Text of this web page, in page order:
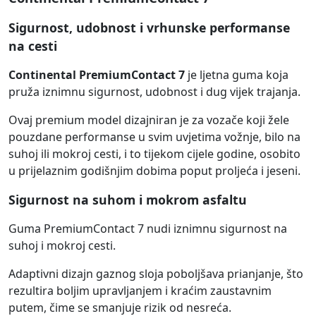
Sigurnost, udobnost i vrhunske performanse
na cesti
Continental PremiumContact 7 je ljetna guma koja
pruža iznimnu sigurnost, udobnost i dug vijek trajanja.
Ovaj premium model dizajniran je za vozače koji žele
pouzdane performanse u svim uvjetima vožnje, bilo na
suhoj ili mokroj cesti, i to tijekom cijele godine, osobito
u prijelaznim godišnjim dobima poput proljeća i jeseni.
Sigurnost na suhom i mokrom asfaltu
Guma PremiumContact 7 nudi iznimnu sigurnost na
suhoj i mokroj cesti.
Adaptivni dizajn gaznog sloja poboljšava prianjanje, što
rezultira boljim upravljanjem i kraćim zaustavnim
putem, čime se smanjuje rizik od nesreća.